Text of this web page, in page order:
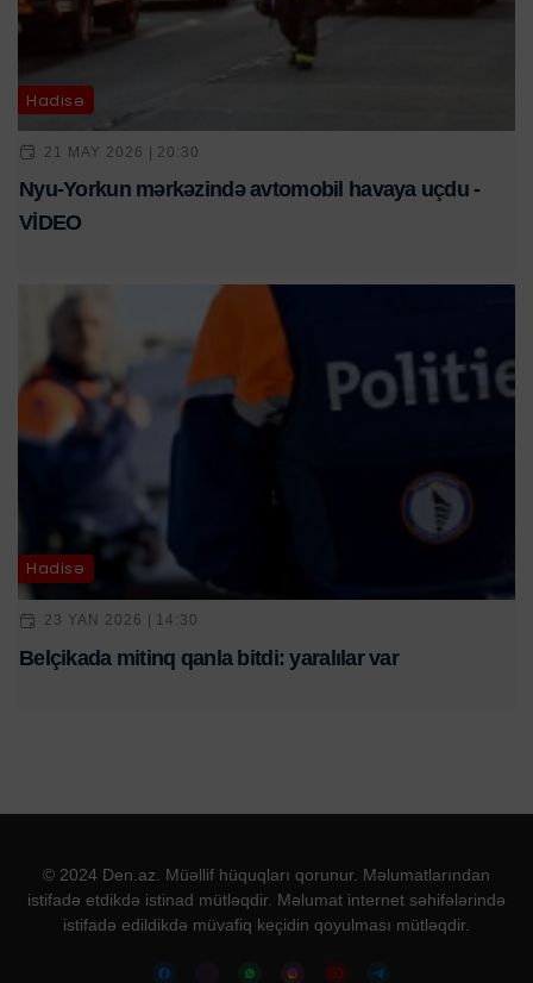
Hadisə
21 MAY 2026 | 20:30
Nyu-Yorkun mərkəzində avtomobil havaya uçdu -
VİDEO
Hadisə
23 YAN 2026 | 14:30
Belçikada mitinq qanla bitdi: yaralılar var
© 2024 Den.az. Müəllif hüquqları qorunur. Məlumatlarından
istifadə etdikdə istinad mütləqdir. Məlumat internet səhifələrində
istifadə edildikdə müvafiq keçidin qoyulması mütləqdir.